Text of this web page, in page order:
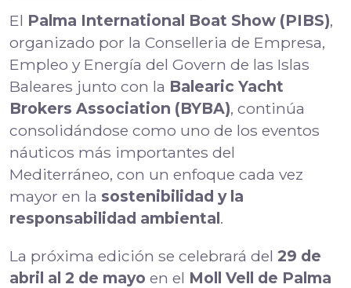
El Palma International Boat Show (PIBS),
organizado por la Conselleria de Empresa,
Empleo y Energía del Govern de las Islas
Baleares junto con la Balearic Yacht
Brokers Association (BYBA), continúa
consolidándose como uno de los eventos
náuticos más importantes del
Mediterráneo, con un enfoque cada vez
mayor en la sostenibilidad y la
responsabilidad ambiental.
La próxima edición se celebrará del 29 de
abril al 2 de mayo en el Moll Vell de Palma